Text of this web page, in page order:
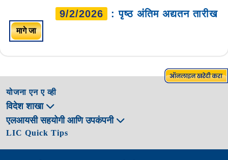
9/2/2026 : पृष्ठ अंतिम अद्यतन तारीख
मागे जा
योजना एन ए व्ही
विदेश शाखा
एलआयसी सहयोगी आणि उपकंपनी
LIC Quick Tips